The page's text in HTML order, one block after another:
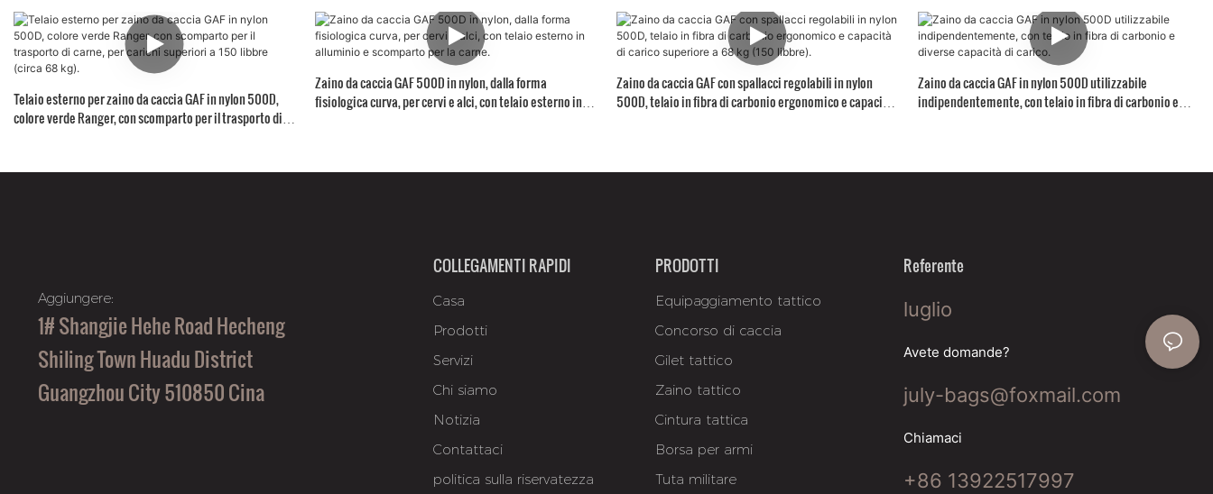
Telaio esterno per zaino da caccia GAF in nylon 500D,
colore verde Ranger, con scomparto per il trasporto di
Zaino da caccia GAF 500D in nylon, dalla forma
fisiologica curva, per cervi e alci, con telaio esterno in
Zaino da caccia GAF con spallacci regolabili in nylon
500D, telaio in fibra di carbonio ergonomico e capacità
Zaino da caccia GAF in nylon 500D utilizzabile
indipendentemente, con telaio in fibra di carbonio e
Aggiungere:
1# Shangjie Hehe Road Hecheng
Shiling Town Huadu District
Guangzhou City 510850 Cina
COLLEGAMENTI RAPIDI
Casa
Prodotti
Servizi
Chi siamo
Notizia
Contattaci
politica sulla riservatezza
PRODOTTI
Equipaggiamento tattico
Concorso di caccia
Gilet tattico
Zaino tattico
Cintura tattica
Borsa per armi
Tuta militare
Referente
luglio
Avete domande?
july-bags@foxmail.com
Chiamaci
+86 13922517997